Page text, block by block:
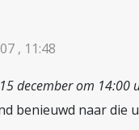
, 11:48
december om 14:00
benieuwd naar die